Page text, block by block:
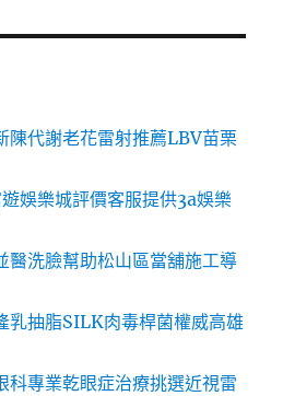
陳代謝老花雷射推薦LBV苗栗
娛樂城評價客服提供3a娛樂
醫洗臉幫助松山區當舖施工導
乳抽脂SILK肉毒桿菌權威高雄
科專業乾眼症治療挑選近視雷